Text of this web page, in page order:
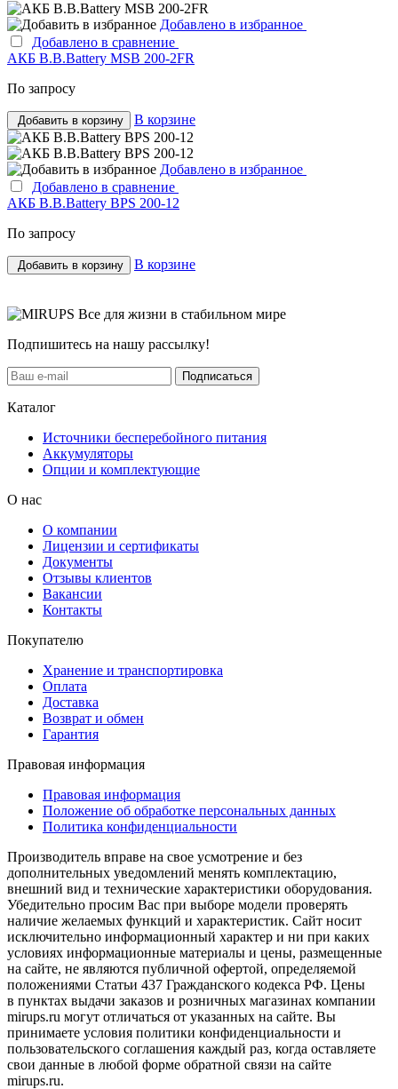
Добавлено в избранное
Добавлено в сравнение
АКБ B.B.Bаttery MSB 200-2FR
По запросу
Добавить в корзину В корзине
Добавлено в избранное
Добавлено в сравнение
АКБ B.B.Bаttery BPS 200-12
По запросу
Добавить в корзину В корзине
Все для жизни в стабильном мире
Подпишитесь на нашу рассылку!
Подписаться
Каталог
Источники бесперебойного питания
Аккумуляторы
Опции и комплектующие
О нас
О компании
Лицензии и сертификаты
Документы
Отзывы клиентов
Вакансии
Контакты
Покупателю
Хранение и транспортировка
Оплата
Доставка
Возврат и обмен
Гарантия
Правовая информация
Правовая информация
Положение об обработке персональных данных
Политика конфиденциальности
Производитель вправе на свое усмотрение и без
дополнительных уведомлений менять комплектацию,
внешний вид и технические характеристики оборудования.
Убедительно просим Вас при выборе модели проверять
наличие желаемых функций и характеристик. Сайт носит
исключительно информационный характер и ни при каких
условиях информационные материалы и цены, размещенные
на сайте, не являются публичной офертой, определяемой
положениями Статьи 437 Гражданского кодекса РФ. Цены
в пунктах выдачи заказов и розничных магазинах компании
mirups.ru могут отличаться от указанных на сайте. Вы
принимаете условия политики конфиденциальности и
пользовательского соглашения каждый раз, когда оставляете
свои данные в любой форме обратной связи на сайте
mirups.ru.